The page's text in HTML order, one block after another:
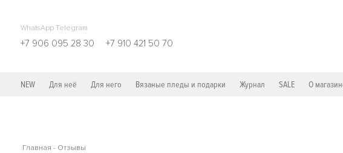
WhatsApp Telegram
+7 906 095 28 30 +7 910 421 50 70
NEW Для неё Для него Вязаные пледы и подарки Журнал SALE О
Главная - Отзывы